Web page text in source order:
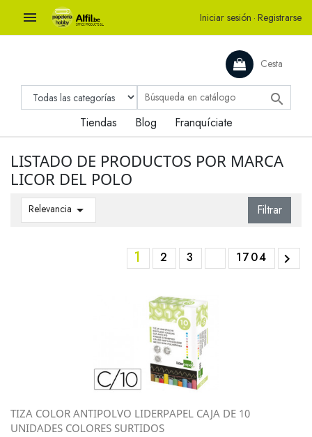
 Iniciar sesión · Registrarse
Cesta

Tiendas Blog Franquíciate
LISTADO DE PRODUCTOS POR MARCA
LICOR DEL POLO
Relevancia  Filtrar
1 2 3 1704 
TIZA COLOR ANTIPOLVO LIDERPAPEL CAJA DE 10
UNIDADES COLORES SURTIDOS